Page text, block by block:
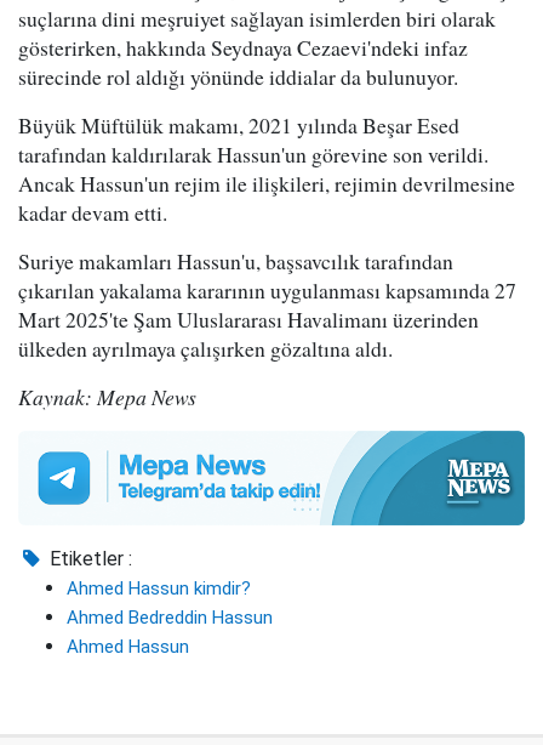
suçlarına dini meşruiyet sağlayan isimlerden biri olarak
gösterirken, hakkında Seydnaya Cezaevi'ndeki infaz
sürecinde rol aldığı yönünde iddialar da bulunuyor.
Büyük Müftülük makamı, 2021 yılında Beşar Esed
tarafından kaldırılarak Hassun'un görevine son verildi.
Ancak Hassun'un rejim ile ilişkileri, rejimin devrilmesine
kadar devam etti.
Suriye makamları Hassun'u, başsavcılık tarafından
çıkarılan yakalama kararının uygulanması kapsamında 27
Mart 2025'te Şam Uluslararası Havalimanı üzerinden
ülkeden ayrılmaya çalışırken gözaltına aldı.
Kaynak: Mepa News
Etiketler :
Ahmed Hassun kimdir?
Ahmed Bedreddin Hassun
Ahmed Hassun